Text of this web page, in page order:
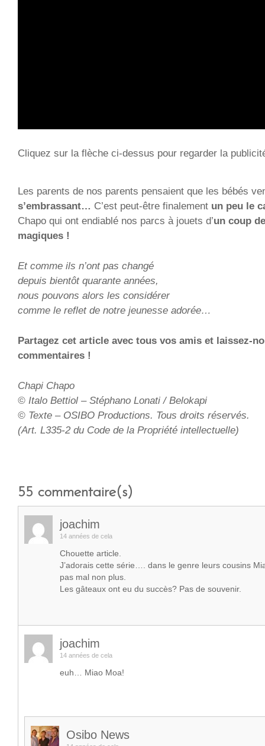
Cliquez sur la flèche ci-dessus pour regarder la
Les parents de nos parents pensaient que les bébés
s’embrassant… C’est peut-être finalement un peu le
Chapo qui ont endiablé nos parcs à jouets d’un coup
magiques !
Et comme ils n’ont pas changé
depuis bientôt quarante années,
nous pouvons alors les considérer
comme le reflet de notre jeunesse adorée…
Partagez cet article avec tous vos amis et laissez-
commentaires !
Chapi Chapo
© Italo Bettiol – Stéphano Lonati / Belokapi
© Texte – OSIBO Productions. Tous droits réservés.
(Art. L335-2 du Code de la Propriété intellectuelle)
55 commentaire(s)
joachim
14 années de cela
Chouette article.
J’adorais cette série…. dans le genre leurs cousins
pas mal non plus.
Les gâteaux ont eu du succès? Pas de souvenir.
joachim
14 années de cela
euh… Miao Moa!
Osibo News